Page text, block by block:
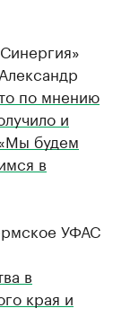
по мнению
и
будем
в
УФАС
в
края и